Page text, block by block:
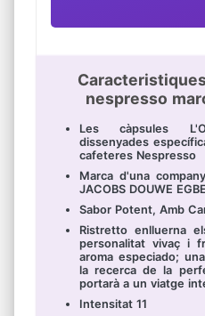
nespresso
Les càpsules
dissenyades
cafeteres Nespresso
Marca d'una
JACOBS DOUWE
Sabor Potent, Amb
Ristretto enlluerna
personalitat vivaç i
aroma especiado;
la recerca de la
portarà a un viatge
Intensitat 11